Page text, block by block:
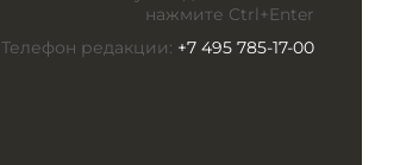
нажмите Ctrl+Enter
Телефон редакции: +7 495 785-17-00